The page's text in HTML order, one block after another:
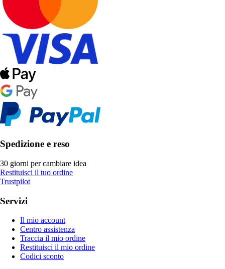
Spedizione e reso
30 giorni per cambiare idea
Restituisci il tuo ordine
Trustpilot
Servizi
Il mio account
Centro assistenza
Traccia il mio ordine
Restituisci il mio ordine
Codici sconto